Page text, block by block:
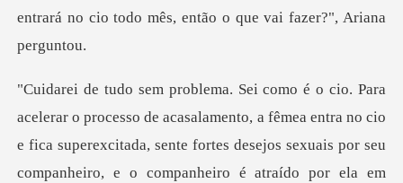
o
e fica superexcitada, sente fortes desejos sexuais por seu
companheiro, e o companheiro é atraído por ela em